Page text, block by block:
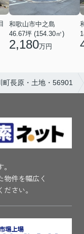
和歌山市中之島
46.67坪 (154.30㎡)
2,180万円
町長原・土地・56901
件を幅広く
さい。